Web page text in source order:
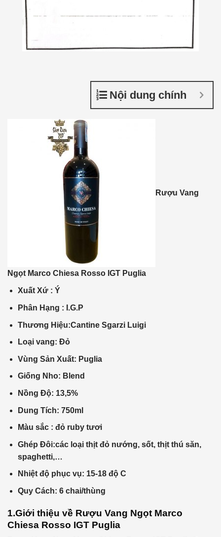
Nội dung chính
Rượu Vang
Ngọt Marco Chiesa Rosso IGT Puglia
Xuất Xứ : Ý
Phân Hạng : I.G.P
Thương Hiệu:Cantine Sgarzi Luigi
Loại vang: Đỏ
Vùng Sản Xuất: Puglia
Giống Nho: Blend
Nồng Độ: 13,5%
Dung Tích: 750ml
Màu sắc : đỏ ruby tươi
Ghép Đôi:các loại thịt đỏ nướng, sốt, thịt thú săn,
spaghetti,…
Nhiệt độ phục vụ: 15-18 độ C
Quy Cách: 6 chai/thùng
1.Giới thiệu về Rượu Vang Ngọt Marco
Chiesa Rosso IGT Puglia